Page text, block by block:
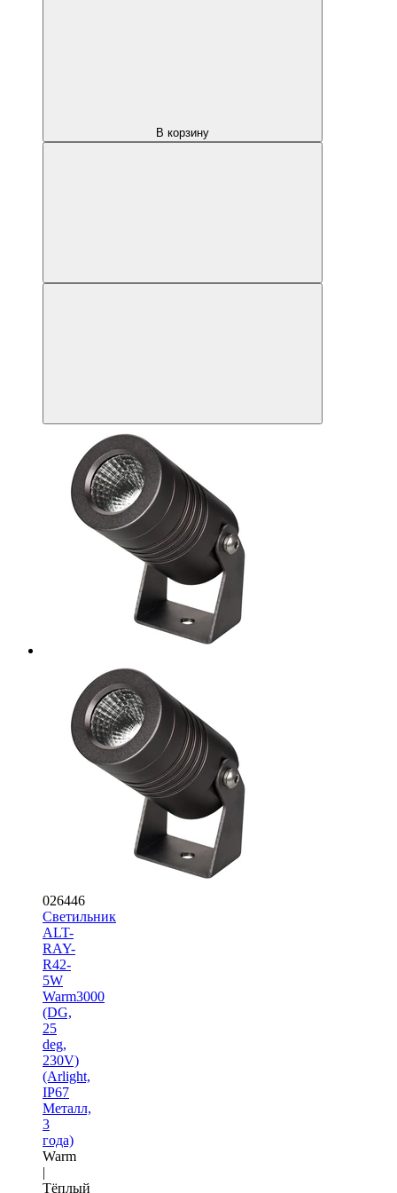
В корзину
026446
Светильник
ALT-
RAY-
R42-
5W
Warm3000
(DG,
25
deg,
230V)
(Arlight,
IP67
Металл,
3
года)
Warm
|
Тёплый